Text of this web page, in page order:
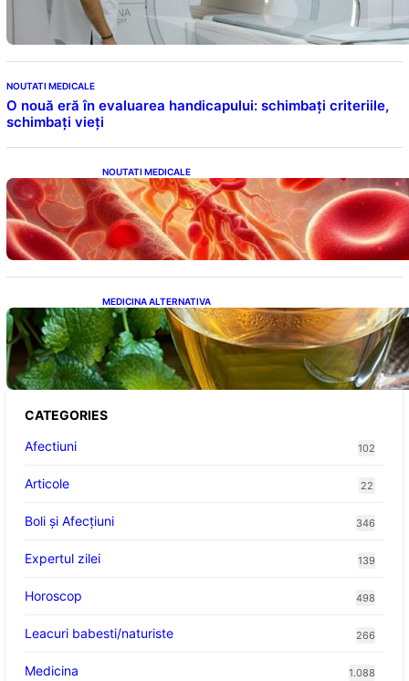
Oxalic
NOUTATI MEDICALE
O nouă eră în evaluarea handicapului: schimbați criteriile,
schimbați vieți
NOUTATI MEDICALE
Vitamina K: Beneficii, Riscuri și Interacțiuni
în Coagularea Sângelui
MEDICINA ALTERNATIVA
Roinița: Soluția Naturală pentru Reducerea
Cortizolului și Îmbunătățirea Somnului
CATEGORIES
Afectiuni
102
Articole 22
Boli și Afecțiuni 346
Expertul zilei 139
Horoscop 498
Leacuri babesti/naturiste 266
Medicina 1.088